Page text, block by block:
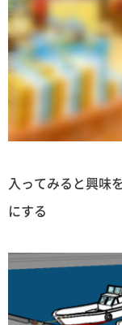
入ってみると興味
にする